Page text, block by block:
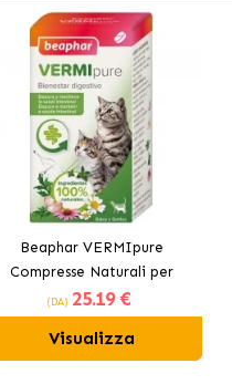
Beaphar VERMIpure
Compresse Naturali per
Parassiti Interni per Gatti
(DA) 25.19 €
Visualizza